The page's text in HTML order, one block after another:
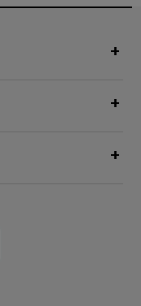
+
+
+